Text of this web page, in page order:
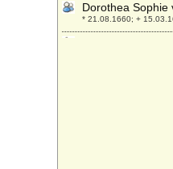
Dorothea Sophie
* 21.08.1660; +